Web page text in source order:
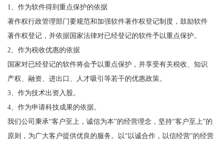
1、作为软件得到重点保护的依据
著作权行政管理部门要规范和加强软件著作权登记制度，鼓励软件
著作权登记，并依据国家法律对已经登记的软件予以重点保护。
2、作为税收优惠的依据
国家对已经登记的软件将会予以重点保护，并享受有关税收、知识
产权、融资、进出口、人才吸引等若干的优惠政策。
3、作为技术出资入股。
4、作为申请科技成果的依据。
我们公司秉承“客户至上，诚信为本”的经营理念，坚持“客户至上”的
原则，为广大客户提供优良的服务。以“以诚合作，以信经营”的经营